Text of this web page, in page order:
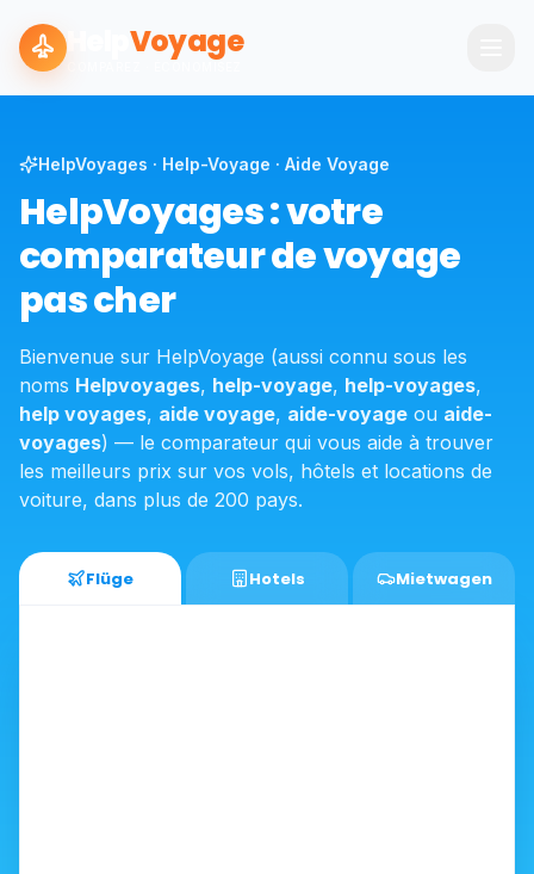
Voyage
HelpVoyages · Help-Voyage · Aide Voyage
HelpVoyages : votre
comparateur de voyage
pas cher
Bienvenue sur HelpVoyage (aussi connu sous les
noms Helpvoyages, help-voyage, help-voyages,
help voyages, aide voyage, aide-voyage ou aide-
voyages) — le comparateur qui vous aide à trouver
les meilleurs prix sur vos vols, hôtels et locations de
voiture, dans plus de 200 pays.
Flüge Hotels Mietwagen